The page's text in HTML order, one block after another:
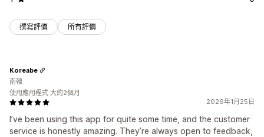
撰寫評價 所有評價
2026年1月25日
I’ve been using this app for quite some time, and the customer
service is honestly amazing. They’re always open to feedback,
Koreabe
南韓
使用應用程式 大約2個月